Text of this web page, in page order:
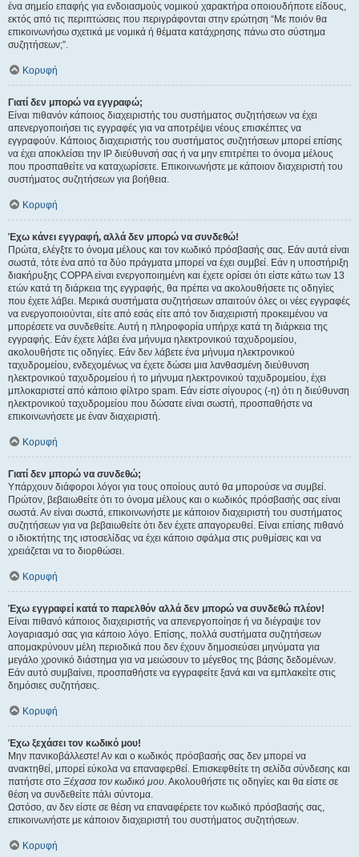
ένα σημείο επαφής για ενδοιασμούς νομικού χαρακτήρα οποιουδήποτε είδους,
εκτός από τις περιπτώσεις που περιγράφονται στην ερώτηση “Με ποιόν θα
επικοινωνήσω σχετικά με νομικά ή θέματα κατάχρησης πάνω στο σύστημα
συζητήσεων;”.
Κορυφή
Γιατί δεν μπορώ να εγγραφώ;
Είναι πιθανόν κάποιος διαχειριστής του συστήματος συζητήσεων να έχει
απενεργοποιήσει τις εγγραφές για να αποτρέψει νέους επισκέπτες να
εγγραφούν. Κάποιος διαχειριστής του συστήματος συζητήσεων μπορεί επίσης
να έχει αποκλείσει την IP διεύθυνσή σας ή να μην επιτρέπει το όνομα μέλους
που προσπαθείτε να καταχωρίσετε. Επικοινωνήστε με κάποιον διαχειριστή του
συστήματος συζητήσεων για βοήθεια.
Κορυφή
Έχω κάνει εγγραφή, αλλά δεν μπορώ να συνδεθώ!
Πρώτα, ελέγξτε το όνομα μέλους και τον κωδικό πρόσβασής σας. Εάν αυτά είναι
σωστά, τότε ένα από τα δύο πράγματα μπορεί να έχει συμβεί. Εάν η υποστήριξη
διακήρυξης COPPA είναι ενεργοποιημένη και έχετε ορίσει ότι είστε κάτω των 13
ετών κατά τη διάρκεια της εγγραφής, θα πρέπει να ακολουθήσετε τις οδηγίες
που έχετε λάβει. Μερικά συστήματα συζητήσεων απαιτούν όλες οι νέες εγγραφές
να ενεργοποιούνται, είτε από εσάς είτε από τον διαχειριστή προκειμένου να
μπορέσετε να συνδεθείτε. Αυτή η πληροφορία υπήρχε κατά τη διάρκεια της
εγγραφής. Εάν έχετε λάβει ένα μήνυμα ηλεκτρονικού ταχυδρομείου,
ακολουθήστε τις οδηγίες. Εάν δεν λάβετε ένα μήνυμα ηλεκτρονικού
ταχυδρομείου, ενδεχομένως να έχετε δώσει μια λανθασμένη διεύθυνση
ηλεκτρονικού ταχυδρομείου ή το μήνυμα ηλεκτρονικού ταχυδρομείου, έχει
μπλοκαριστεί από κάποιο φίλτρο spam. Εάν είστε σίγουρος (-η) ότι η διεύθυνση
ηλεκτρονικού ταχυδρομείου που δώσατε είναι σωστή, προσπαθήστε να
επικοινωνήσετε με έναν διαχειριστή.
Κορυφή
Γιατί δεν μπορώ να συνδεθώ;
Υπάρχουν διάφοροι λόγοι για τους οποίους αυτό θα μπορούσε να συμβεί.
Πρώτον, βεβαιωθείτε ότι το όνομα μέλους και ο κωδικός πρόσβασής σας είναι
σωστά. Αν είναι σωστά, επικοινωνήστε με κάποιον διαχειριστή του συστήματος
συζητήσεων για να βεβαιωθείτε ότι δεν έχετε απαγορευθεί. Είναι επίσης πιθανό
ο ιδιοκτήτης της ιστοσελίδας να έχει κάποιο σφάλμα στις ρυθμίσεις και να
χρειάζεται να το διορθώσει.
Κορυφή
Έχω εγγραφεί κατά το παρελθόν αλλά δεν μπορώ να συνδεθώ πλέον!
Είναι πιθανό κάποιος διαχειριστής να απενεργοποίησε ή να διέγραψε τον
λογαριασμό σας για κάποιο λόγο. Επίσης, πολλά συστήματα συζητήσεων
απομακρύνουν μέλη περιοδικά που δεν έχουν δημοσιεύσει μηνύματα για
μεγάλο χρονικό διάστημα για να μειώσουν το μέγεθος της βάσης δεδομένων.
Εάν αυτό συμβαίνει, προσπαθήστε να εγγραφείτε ξανά και να εμπλακείτε στις
δημόσιες συζητήσεις.
Κορυφή
Έχω ξεχάσει τον κωδικό μου!
Μην πανικοβάλλεστε! Αν και ο κωδικός πρόσβασής σας δεν μπορεί να
ανακτηθεί, μπορεί εύκολα να επαναφερθεί. Επισκεφθείτε τη σελίδα σύνδεσης και
πατήστε στο Ξέχασα τον κωδικό μου. Ακολουθήστε τις οδηγίες και θα είστε σε
θέση να συνδεθείτε πάλι σύντομα.
Ωστόσο, αν δεν είστε σε θέση να επαναφέρετε τον κωδικό πρόσβασής σας,
επικοινωνήστε με κάποιον διαχειριστή του συστήματος συζητήσεων.
Κορυφή